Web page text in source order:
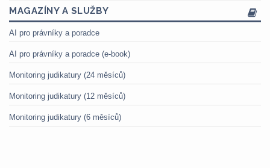
MAGAZÍNY A SLUŽBY
AI pro právníky a poradce
AI pro právníky a poradce (e-book)
Monitoring judikatury (24 měsíců)
Monitoring judikatury (12 měsíců)
Monitoring judikatury (6 měsíců)